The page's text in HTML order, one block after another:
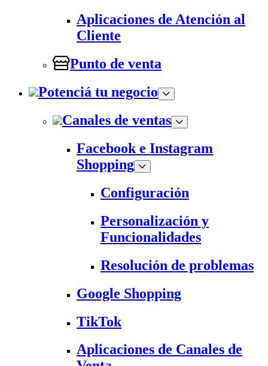
Aplicaciones de Atención al
Cliente
Punto de venta
Potenciá tu negocio
Canales de ventas
Facebook e Instagram
Shopping
Configuración
Personalización y
Funcionalidades
Resolución de problemas
Google Shopping
TikTok
Aplicaciones de Canales de